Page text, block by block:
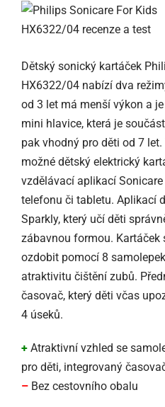
Dětský sonický kartáček
HX6322/04 nabízí dva
od 3 let má menší výkon a
mini hlavice, která je
pak vhodný pro děti od 7
možné dětský elektrický
vzdělávací aplikací
telefonu či tabletu. Aplikací
Sparkly, který učí děti
zábavnou formou. Kartáček
ozdobit pomocí 8
atraktivitu čištění zubů.
časovač, který děti včas
4 úseků.
+ Atraktivní vzhled se
pro děti, integrovaný
– Bez cestovního obalu